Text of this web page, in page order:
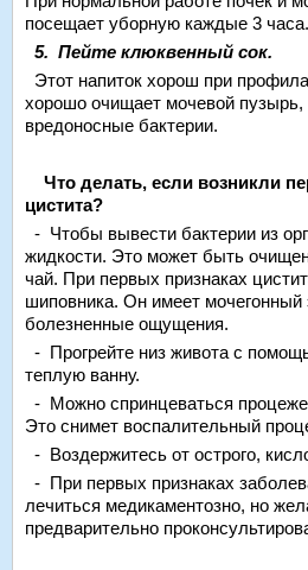
посещает уборную каждые 3 часа.
5. Пейте клюквенный сок.
Этот напиток хорош при
хорошо очищает мочевой
вредоносные бактерии.
Что делать, если возникли
цистита?
- Чтобы вывести бактерии из
жидкости. Это может быть
чай. При первых признаках
шиповника. Он имеет
болезненные ощущения.
- Прогрейте низ живота с
теплую ванну.
- Можно спринцеваться
Это снимет воспалительный
- Воздержитесь от острого,
- При первых признаках
лечиться медикаментозно, но
предварительно